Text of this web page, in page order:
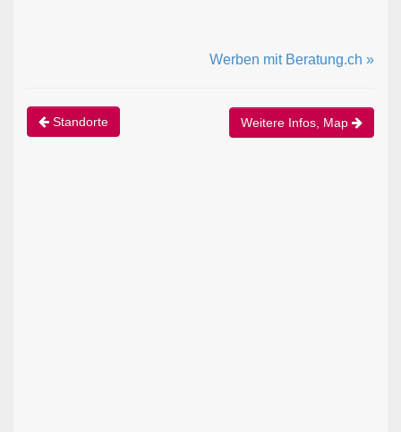
Werben mit Beratung.ch »
Standorte Weitere Infos, Map